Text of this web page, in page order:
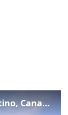
Incendi ancora attivi nel Lametino, Canadair in azione